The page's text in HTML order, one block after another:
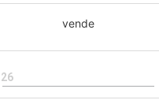
vende
26